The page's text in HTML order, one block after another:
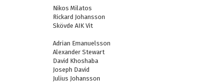
Nikos Milatos
Rickard Johansson
Skövde AIK Vit
Adrian Emanuelsson
Alexander Stewart
David Khoshaba
Joseph David
Julius Johansson